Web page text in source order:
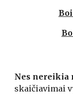
Nes nereikia
skaičiavimai